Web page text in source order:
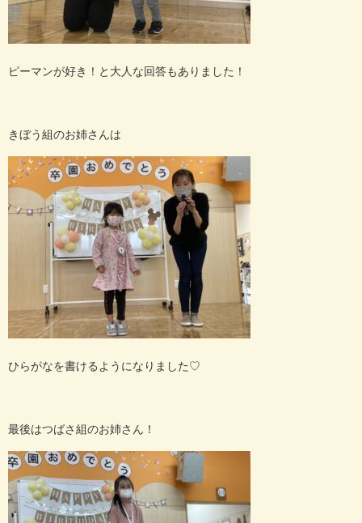
ピーマンが好き！と大人な回答もありました！
きぼう組のお姉さんは
ひらがなを書けるようになりました♡
最後はつばさ組のお姉さん！